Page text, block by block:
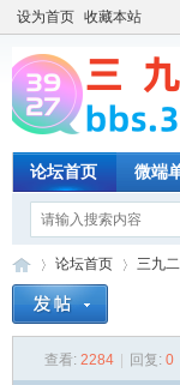
设为首页 收藏本站
论坛首页 微端
论坛首页
›
三九
查看: 2284 回复: 0